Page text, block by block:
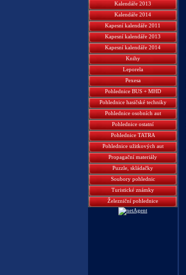
Kalendáře 2013
Kalendáře 2014
Kapesní kalendáře 2011
Kapesní kalendáře 2013
Kapesní kalendáře 2014
Knihy
Leporela
Pexesa
Pohlednice BUS + MHD
Pohlednice hasičské techniky
Pohlednice osobních aut
Pohlednice ostatní
Pohlednice TATRA
Pohlednice užitkových aut
Propagační materiály
Puzzle, skládačky
Soubory pohlednic
Turistické známky
Železniční pohlednice